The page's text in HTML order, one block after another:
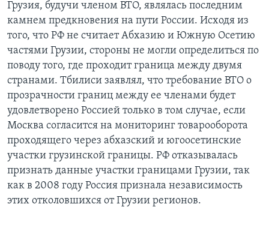
Грузия, будучи членом ВТО, являлась последним
камнем предкновения на пути России. Исходя из
того, что РФ не считает Абхазию и Южную Осетию
частями Грузии, стороны не могли определиться по
поводу того, где проходит граница между двумя
странами. Тбилиси заявлял, что требование ВТО о
прозрачности границ между еe членами будет
удовлетворено Россией только в том случае, если
Москва согласится на мониторинг товарооборота
проходящего через абхазский и югоосетинские
участки грузинской границы. РФ отказывалась
признать данные участки границами Грузии, так
как в 2008 году Россия признала независимость
этих отколовшихся от Грузии регионов.